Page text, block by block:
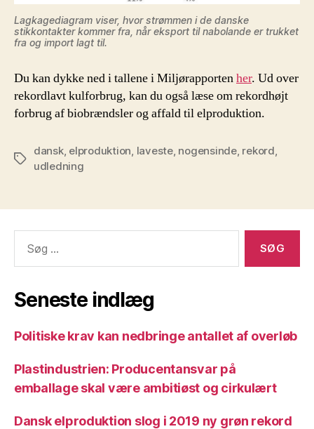
Lagkagediagram viser, hvor strømmen i de danske
stikkontakter kommer fra, når eksport til nabolande er trukket
fra og import lagt til.
Du kan dykke ned i tallene i Miljørapportenher. Ud over
rekordlavt kulforbrug, kan du også læse om rekordhøjt
forbrug af biobrændsler og affald til elproduktion.
Tags
dansk, elproduktion, laveste, nogensinde, rekord,
udledning
efter:
Seneste indlæg
Politiske krav kan nedbringe antallet af overløb
Plastindustrien: Producentansvar på
emballage skal være ambitiøst og cirkulært
Dansk elproduktion slog i 2019 ny grøn rekord